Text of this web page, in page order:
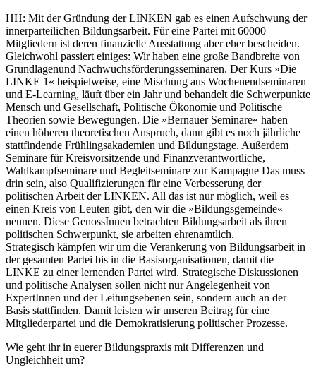
HH: Mit der Gründung der LINKEN gab es einen Aufschwung der
innerparteilichen Bildungsarbeit. Für eine Partei mit 60000
Mitgliedern ist deren finanzielle Ausstattung aber eher bescheiden.
Gleichwohl passiert einiges: Wir haben eine große Bandbreite von
Grundlagenund Nachwuchsförderungsseminaren. Der Kurs »Die
LINKE 1« beispielweise, eine Mischung aus Wochenendseminaren
und E-Learning, läuft über ein Jahr und behandelt die Schwerpunkte
Mensch und Gesellschaft, Politische Ökonomie und Politische
Theorien sowie Bewegungen. Die »Bernauer Seminare« haben
einen höheren theoretischen Anspruch, dann gibt es noch jährliche
stattfindende Frühlingsakademien und Bildungstage. Außerdem
Seminare für Kreisvorsitzende und Finanzverantwortliche,
Wahlkampfseminare und Begleitseminare zur Kampagne Das muss
drin sein, also Qualifizierungen für eine Verbesserung der
politischen Arbeit der LINKEN. All das ist nur möglich, weil es
einen Kreis von Leuten gibt, den wir die »Bildungsgemeinde«
nennen. Diese GenossInnen betrachten Bildungsarbeit als ihren
politischen Schwerpunkt, sie arbeiten ehrenamtlich.
Strategisch kämpfen wir um die Verankerung von Bildungsarbeit in
der gesamten Partei bis in die Basisorganisationen, damit die
LINKE zu einer lernenden Partei wird. Strategische Diskussionen
und politische Analysen sollen nicht nur Angelegenheit von
ExpertInnen und der Leitungsebenen sein, sondern auch an der
Basis stattfinden. Damit leisten wir unseren Beitrag für eine
Mitgliederpartei und die Demokratisierung politischer Prozesse.
Wie geht ihr in euerer Bildungspraxis mit Differenzen und
Ungleichheit um?